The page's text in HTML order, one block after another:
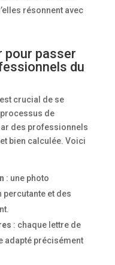
résonnent avec
pour passer
du
crucial de se
de
des professionnels
bien calculée. Voici
: une photo
et des
: chaque lettre de
adapté précisément